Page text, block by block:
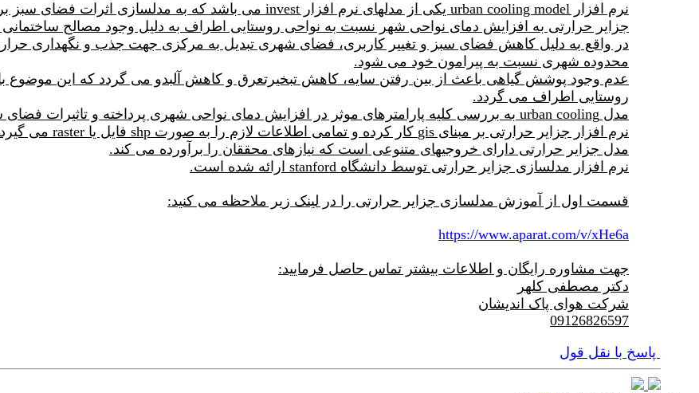
نرم افزار urban cooling model یکی از مدلهای نرم افزار invest می باشد که به مدلسازی اثرات فضای سبز بر جزایر حرارتی می پردازد.
جزایر حرارتی به افزایش دمای نواحی شهر نسبت به نواحی روستایی اطراف به دلیل وجود مصالح ساختمانی
در واقع به دلیل کاهش فضای سبز و تغییر کاربری، فضای شهری تبدیل به مرکزی جهت جذب و نگهداری
محدوده شهری نسبت به پیرامون خود می شود.
عدم وجود پوشش گیاهی باعث از بین رفتن سایه، کاهش تبخیرتعرق و کاهش آلبدو می گردد که این
روستایی اطراف می گردد.
مدل urban cooling به بررسی کلیه پارامترهای موثر در افزایش دمای نواحی شهری پرداخته و تاثیرات فضای سبز را بر کاهش دما محاسبه می کند.
نرم افزار جزایر حرارتی بر مبنای gis کار کرده و تمامی اطلاعات لازم را به صورت shp فایل یا raster می گیرد.
مدل جزایر حرارتی دارای خروجیهای متنوعی است که نیازهای محققان را برآورده می کند.
نرم افزار مدلسازی جزایر حرارتی توسط دانشگاه stanford ارائه شده است.
قسمت اول از آموزش مدلسازی جزایر حرارتی را در لینک زیر ملاحظه می کنید:
https://www.aparat.com/v/xHe6a
جهت مشاوره رایگان و اطلاعات بیشتر تماس حاصل فرمایید:
دکتر مصطفی کلهر
شرکت هوای پاک اندیشان
09126826597
پاسخ با نقل قول